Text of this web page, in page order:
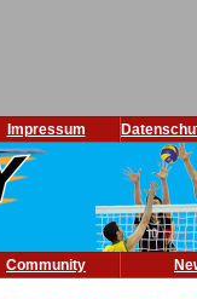
Impressum
Community